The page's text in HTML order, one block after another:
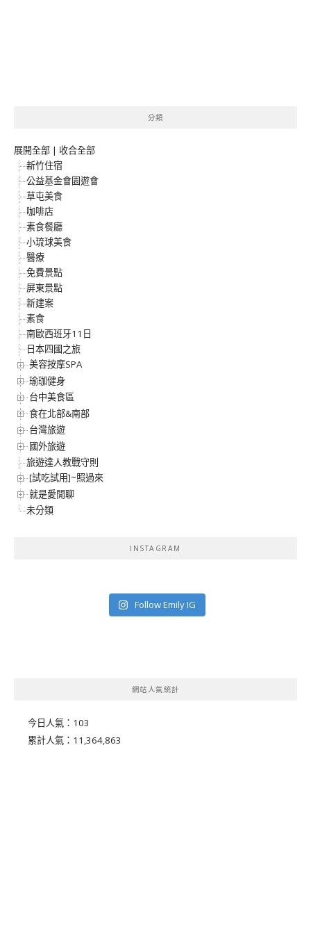
分類
展開全部 | 收合全部
新竹住宿
公益基金會園遊會
草屯美食
咖啡店
素食餐廳
小琉球美食
醫療
免費景點
屏東景點
新建案
素食
南歐西班牙11日
日本四國之旅
美容按摩SPA
瑜珈健身
台中美食區
食在北部&南部
台灣旅遊
國外旅遊
旅遊達人教戰守則
[試吃試用]~照過來
就是愛閒聊
未分類
INSTAGRAM
Follow Emily IG
網站人氣統計
今日人氣： 103
累計人氣： 11,364,863